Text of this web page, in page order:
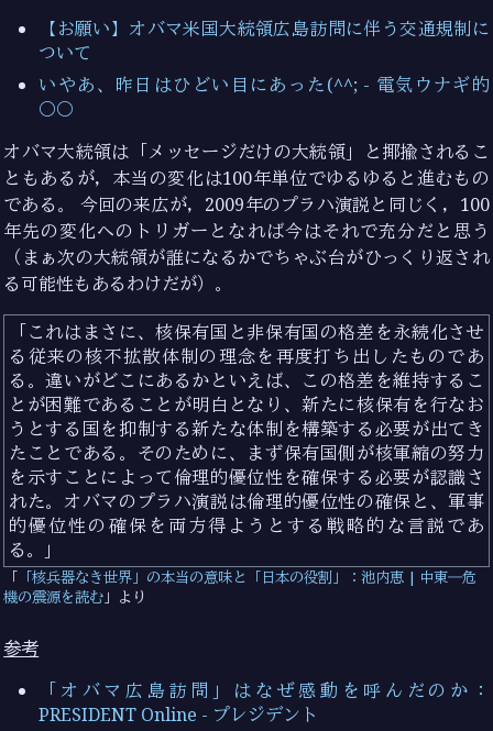
【お願い】オバマ米国大統領広島訪問に伴う交通規制に
ついて
いやあ、昨日はひどい目にあった(^^; - 電気ウナギ的
○○
オバマ大統領は「メッセージだけの大統領」と揶揄されるこ
ともあるが，本当の変化は100年単位でゆるゆると進むもの
である。 今回の来広が，2009年のプラハ演説と同じく，100
年先の変化へのトリガーとなれば今はそれで充分だと思う
（まぁ次の大統領が誰になるかでちゃぶ台がひっくり返され
る可能性もあるわけだが）。
これはまさに、核保有国と非保有国の格差を永続化させ
る従来の核不拡散体制の理念を再度打ち出したものであ
る。違いがどこにあるかといえば、この格差を維持するこ
とが困難であることが明白となり、新たに核保有を行なお
うとする国を抑制する新たな体制を構築する必要が出てき
たことである。そのために、まず保有国側が核軍縮の努力
を示すことによって倫理的優位性を確保する必要が認識さ
れた。オバマのプラハ演説は倫理的優位性の確保と、軍事
的優位性の確保を両方得ようとする戦略的な言説であ
る。
「核兵器なき世界」の本当の意味と「日本の役割」：池内恵 | 中東―危
機の震源を読む
より
参考
「オバマ広島訪問」はなぜ感動を呼んだのか：
PRESIDENT Online - プレジデント